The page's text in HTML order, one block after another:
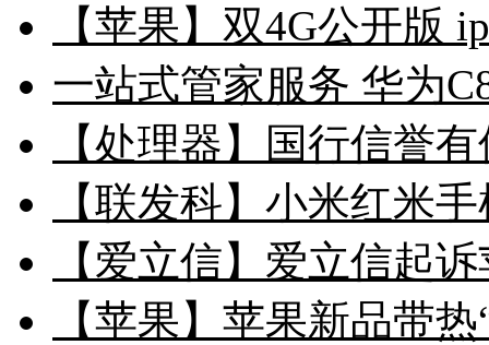
【苹果】双4G公开版
一站式管家服务 华为
【处理器】国行信誉
【联发科】小米红米
【爱立信】爱立信起
【苹果】苹果新品带